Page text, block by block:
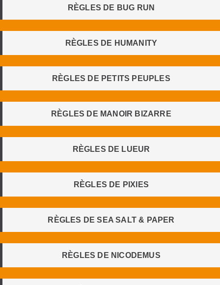
RÈGLES DE BUG RUN
RÈGLES DE HUMANITY
RÈGLES DE PETITS PEUPLES
RÈGLES DE MANOIR BIZARRE
RÈGLES DE LUEUR
RÈGLES DE PIXIES
RÈGLES DE SEA SALT & PAPER
RÈGLES DE NICODEMUS